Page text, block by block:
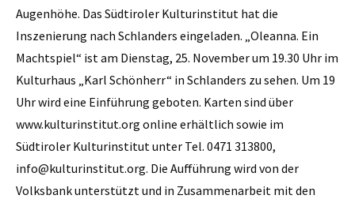
Augenhöhe. Das Südtiroler Kulturinstitut hat die
Inszenierung nach Schlanders eingeladen. „Oleanna. Ein
Machtspiel“ ist am Dienstag, 25. November um 19.30 Uhr im
Kulturhaus „Karl Schönherr“ in Schlanders zu sehen. Um 19
Uhr wird eine Einführung geboten. Karten sind über
www.kulturinstitut.org online erhältlich sowie im
Südtiroler Kulturinstitut unter Tel. 0471 313800,
info@kulturinstitut.org. Die Aufführung wird von der
Volksbank unterstützt und in Zusammenarbeit mit den